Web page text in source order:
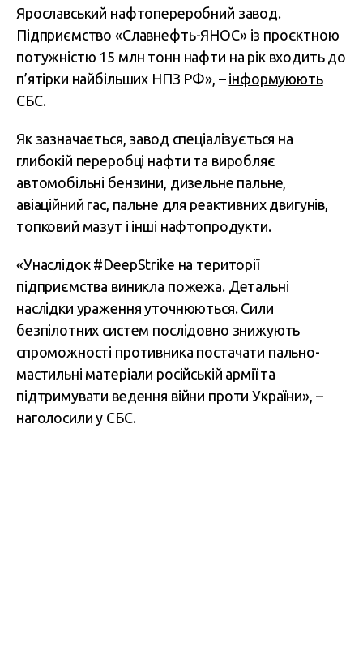
Ярославський нафтопереробний завод.
Підприємство «Славнефть-ЯНОС» із проєктною
потужністю 15 млн тонн нафти на рік входить до
п’ятірки найбільших НПЗ РФ», – інформуюють
СБС.
Як зазначається, завод спеціалізується на
глибокій переробці нафти та виробляє
автомобільні бензини, дизельне пальне,
авіаційний гас, пальне для реактивних двигунів,
топковий мазут і інші нафтопродукти.
«Унаслідок #DeepStrike на території
підприємства виникла пожежа. Детальні
наслідки ураження уточнюються. Сили
безпілотних систем послідовно знижують
спроможності противника постачати пально-
мастильні матеріали російській армії та
підтримувати ведення війни проти України», –
наголосили у СБС.